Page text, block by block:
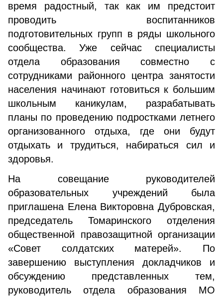
время радостный, так как им предстоит
проводить воспитанников
подготовительных групп в ряды школьного
сообщества. Уже сейчас специалисты
отдела образования совместно с
сотрудниками районного центра занятости
населения начинают готовиться к большим
школьным каникулам, разрабатывать
планы по проведению подростками летнего
организованного отдыха, где они будут
отдыхать и трудиться, набираться сил и
здоровья.
На совещание руководителей
образовательных учреждений была
приглашена Елена Викторовна Дубровская,
председатель Томаринского отделения
общественной правозащитной организации
«Совет солдатских матерей». По
завершению выступления докладчиков и
обсуждению представленных тем,
руководитель отдела образования МО